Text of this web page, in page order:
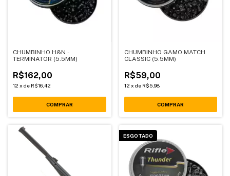
CHUMBINHO H&N -
TERMINATOR (5.5MM)
R$162,00
12 x de R$16,42
CHUMBINHO GAMO MATCH
CLASSIC (5.5MM)
R$59,00
12 x de R$5,98
ESGOTADO